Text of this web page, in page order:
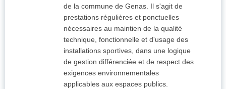
de la commune de Genas. Il s'agit de
prestations régulières et ponctuelles
nécessaires au maintien de la qualité
technique, fonctionnelle et d'usage des
installations sportives, dans une logique
de gestion différenciée et de respect des
exigences environnementales
applicables aux espaces publics.